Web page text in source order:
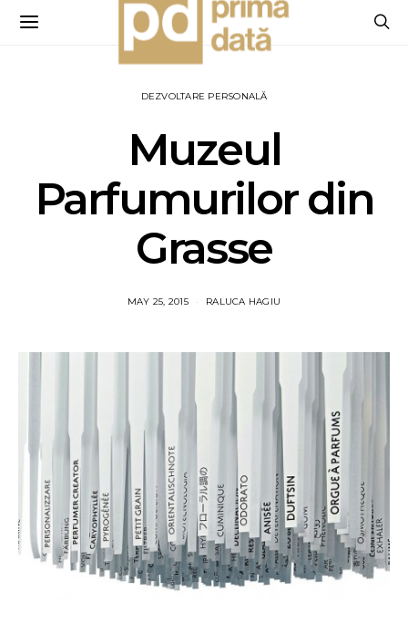
DEZVOLTARE PERSONALĂ
Muzeul
Parfumurilor din
Grasse
MAY 25, 2015 RALUCA HAGIU